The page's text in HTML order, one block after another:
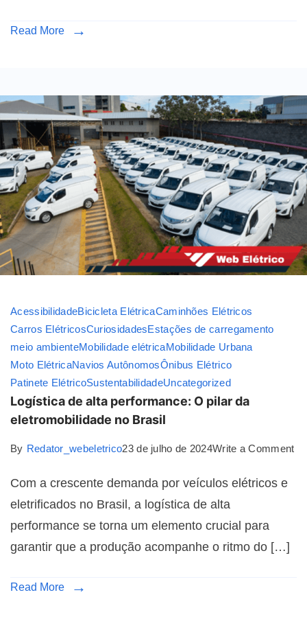
Read More
AcessibilidadeBicicleta ElétricaCaminhões Elétricos
Carros ElétricosCuriosidadesEstações de carregamento
meio ambienteMobilidade elétricaMobilidade Urbana
Moto ElétricaNavios AutônomosÔnibus Elétrico
Patinete ElétricoSustentabilidadeUncategorized
Logística de alta performance: O pilar da
eletromobilidade no Brasil
By Redator_webeletrico23 de julho de 2024Write a Comment
Com a crescente demanda por veículos elétricos e
eletrificados no Brasil, a logística de alta
performance se torna um elemento crucial para
garantir que a produção acompanhe o ritmo do […]
Read More